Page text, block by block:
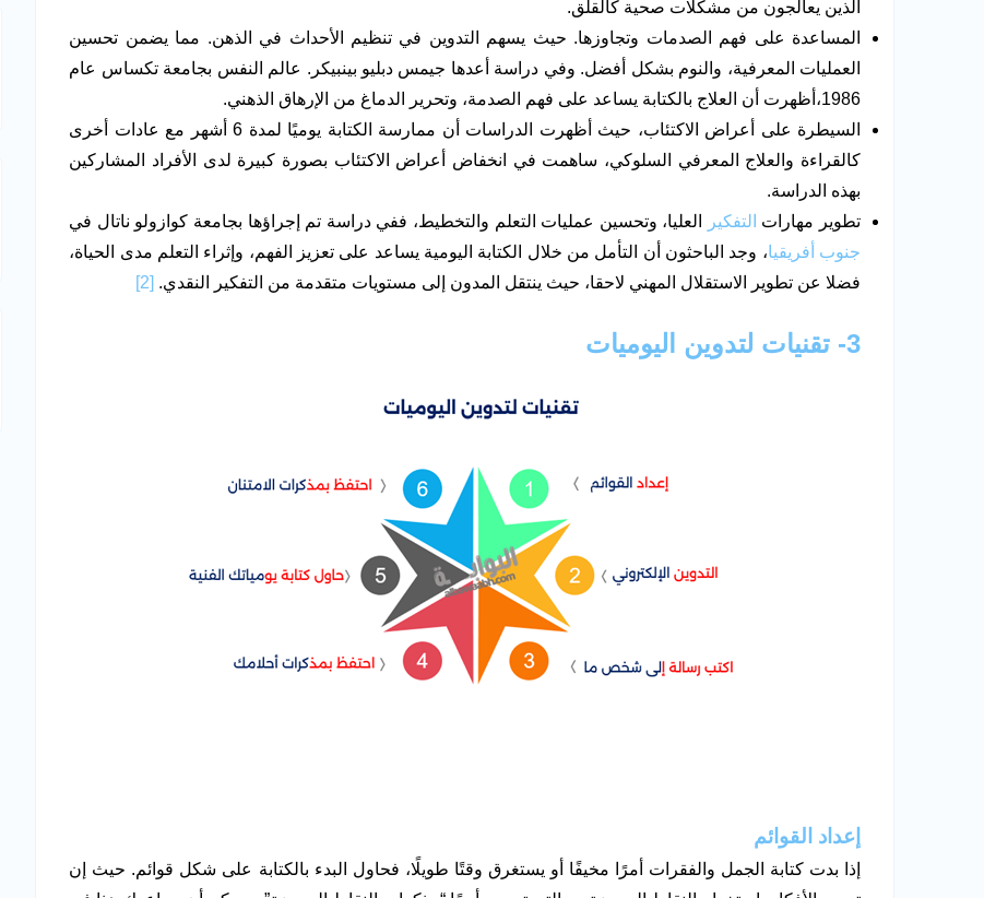
الذين يعالجون من مشكلات صحية كالقلق.
المساعدة على فهم الصدمات وتجاوزها. حيث يسهم التدوين في تنظيم الأحداث في الذهن. مما يضمن تحسين
العمليات المعرفية، والنوم بشكل أفضل. وفي دراسة أعدها جيمس دبليو بينبيكر. عالم النفس بجامعة تكساس عام
1986،أظهرت أن العلاج بالكتابة يساعد على فهم الصدمة، وتحرير الدماغ من الإرهاق الذهني.
السيطرة على أعراض الاكتئاب، حيث أظهرت الدراسات أن ممارسة الكتابة يوميًا لمدة 6 أشهر مع عادات أخرى
كالقراءة والعلاج المعرفي السلوكي، ساهمت في انخفاض أعراض الاكتئاب بصورة كبيرة لدى الأفراد المشاركين
بهذه الدراسة.
تطوير مهارات التفكير
العليا، وتحسين عمليات التعلم والتخطيط، ففي دراسة تم إجراؤها بجامعة كوازولو ناتال في
جنوب أفريقيا، وجد الباحثون أن التأمل من خلال الكتابة اليومية يساعد على تعزيز الفهم، وإثراء التعلم مدى الحياة،
فضلا عن تطوير الاستقلال المهني لاحقا، حيث ينتقل المدون إلى مستويات متقدمة من التفكير النقدي. [2]
3- تقنيات لتدوين اليوميات
إعداد القوائم
إذا بدت كتابة الجمل والفقرات أمرًا مخيفًا أو يستغرق وقتًا طويلًا، فحاول البدء بالكتابة على شكل قوائم. حيث إن